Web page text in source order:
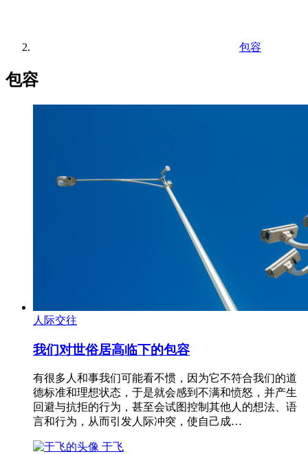
包容
包容
人际交往
我们对世俗居高临下的包容
有很多人和事我们可能看不惯，因为它不符合我们的道
德标准和理想状态，于是就会感到不满和愤怒，并产生
回避与抗拒的行为，甚至会试图控制其他人的想法、语
言和行为，从而引发人际冲突，使自己成…
于飞